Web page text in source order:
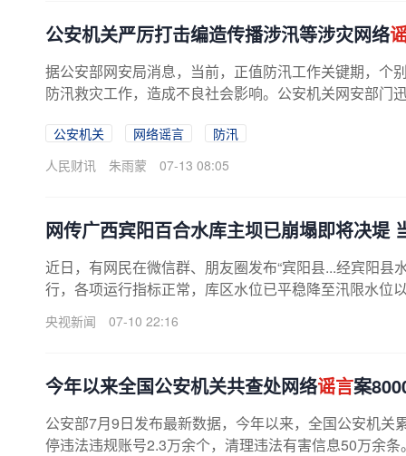
公安机关严厉打击编造传播涉汛等涉灾网络
据公安部网安局消息，当前，正值防汛工作关键期，个
防汛救灾工作，造成不良社会影响。公安机关网安部门
公安机关 网络谣言
防汛
人民财讯
朱雨蒙 07-13 08:05
网传广西宾阳百合水库主坝已崩塌即将决堤
近日，有网民在微信群、朋友圈发布“宾阳县...经宾阳县
行，各项运行指标正常，库区水位已平稳降至汛限水位
央视新闻 07-10 22:16
今年以来全国公安机关共查处网络谣言案
公安部7月9日发布最新数据，今年以来，全国公安机关
停违法违规账号2.3万余个，清理违法有害信息50万余条